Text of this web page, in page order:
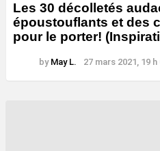
Les 30 décolletés
époustouflants et des
pour le porter!
by May L. 27 mars 2021, 19 h